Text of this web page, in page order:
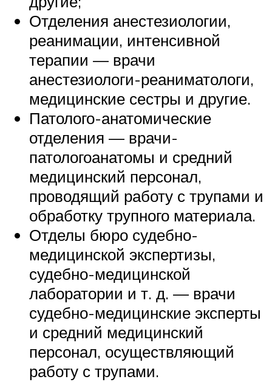
Отделения анестезиологии,
реанимации, интенсивной
терапии — врачи
анестезиологи-реаниматологи,
медицинские сестры и другие.
Патолого-анатомические
отделения — врачи-
патологоанатомы и средний
медицинский персонал,
проводящий работу с трупами и
обработку трупного материала.
Отделы бюро судебно-
медицинской экспертизы,
судебно-медицинской
лаборатории и т. д. — врачи
судебно-медицинские эксперты
и средний медицинский
персонал, осуществляющий
работу с трупами.